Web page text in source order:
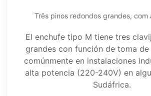
Três pinos redondos grandes, com
El enchufe tipo M tiene tres
grandes con función de toma
comúnmente en instalaciones
alta potencia (220-240V) en
Sudáfrica.